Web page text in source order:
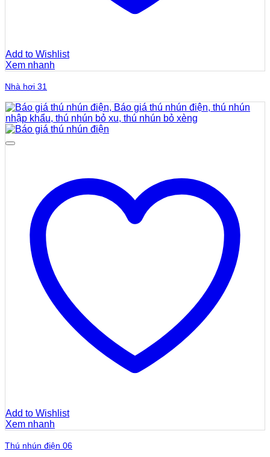
Add to Wishlist
Xem nhanh
Nhà hơi 31
Add to Wishlist
Xem nhanh
Thú nhún điện 06